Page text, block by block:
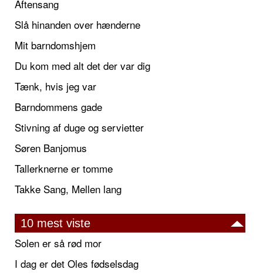
Aftensang
Slå hinanden over hænderne
Mit barndomshjem
Du kom med alt det der var dig
Tænk, hvis jeg var
Barndommens gade
Stivning af duge og servietter
Søren Banjomus
Tallerknerne er tomme
Takke Sang, Mellen lang
10 mest viste
Solen er så rød mor
I dag er det Oles fødselsdag